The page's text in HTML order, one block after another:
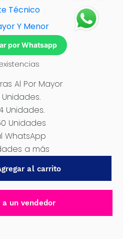
Técnico
Y Menor
por Whatsapp
Al Por Mayor
Unidades.
Unidades.
Unidades
WhatsApp
a más
al carrito
a un vendedor